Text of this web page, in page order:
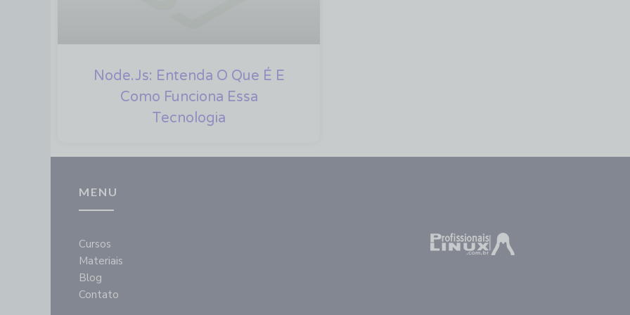
Node.js: Entenda O Que É E
Como Funciona Essa
Tecnologia
MENU
Cursos
Materiais
Blog
Contato